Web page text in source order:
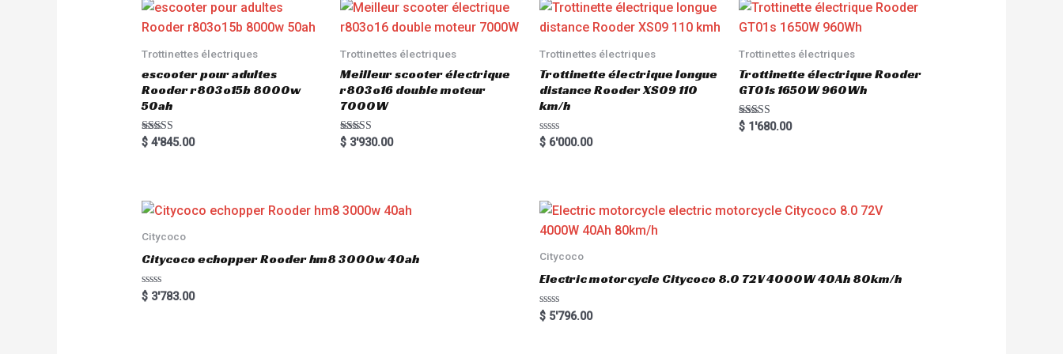
Trottinettes électriques
escooter pour adultes
Rooder r803o15b 8000w
50ah
Rated
5.00
$4'845.00
Trottinettes électriques
Meilleur scooter électrique
r803o16 double moteur
7000W
Rated
5.00
$ 3'930.00
Trottinettes électriques
Trottinette électrique longue
distance Rooder XS09 110
km/h
R
a
o
u
o
5
$ 6'000.00
Trottinettes électriques
Trottinette électrique Rooder
GT01s 1650W 960Wh
Rated
5.00
$1'680.00
Citycoco
Citycoco echopper Rooder hm8 3000w 40ah
R
a
$3'783.00
Citycoco
Electric motorcycle Citycoco 8.0 72V 4000W 40Ah 80km/h
R
a
$ 5'796.00